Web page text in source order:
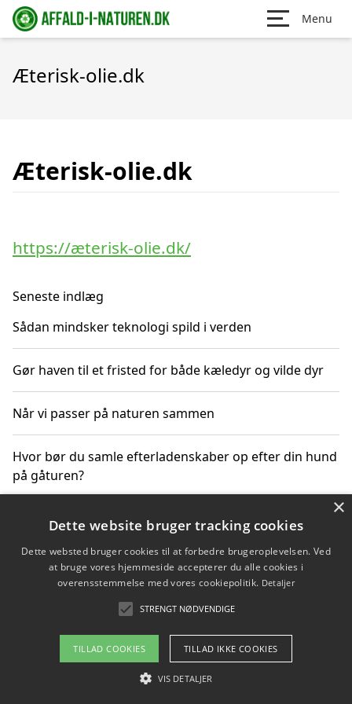
Menu
Æterisk-olie.dk
Æterisk-olie.dk
https://æterisk-olie.dk/
Seneste indlæg
Sådan mindsker teknologi spild i verden
Gør haven til et fristed for både kæledyr og vilde dyr
Når vi passer på naturen sammen
Hvor bør du samle efterladenskaber op efter din hund
på gåturen?
Sådan rydder du effektivt op efter et stort event
Copyright 2026 - Pilanto Aps
Om / kontakt
Blog Betingelser
×
Dette website bruger tracking cookies
Dette websted bruger cookies til at forbedre brugeroplevelsen. Ved
at bruge vores hjemmeside accepterer du alle cookies i
overensstemmelse med vores cookiepolitik. Detaljer
STRENGT NØDVENDIGE
TILLAD COOKIES TILLAD IKKE COOKIES
VIS DETALJER